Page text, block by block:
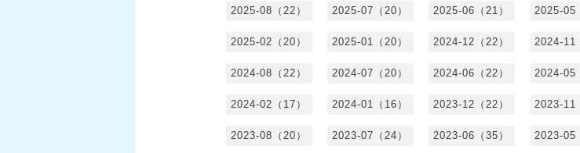
2025-08（22） 2025-07（20） 2025-06（21） 2025-05
2025-02（20） 2025-01（20） 2024-12（22） 2024-11
2024-08（22） 2024-07（20） 2024-06（22） 2024-05
2024-02（17） 2024-01（16） 2023-12（22） 2023-11
2023-08（20） 2023-07（24） 2023-06（35） 2023-05